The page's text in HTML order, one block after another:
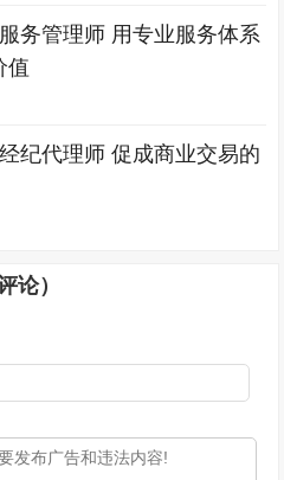
务管理师 用专业服务体系
值
纪代理师 促成商业交易的
论）